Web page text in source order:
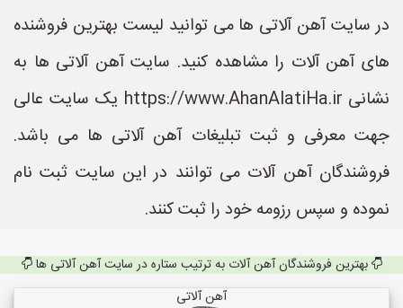
در سایت آهن آلاتی ها می توانید لیست بهترین فروشنده
های آهن آلات را مشاهده کنید. سایت آهن آلاتی ها به
نشانی https://www.AhanAlatiHa.ir یک سایت عالی
جهت معرفی و ثبت تبلیغات آهن آلاتی ها می باشد.
فروشندگان آهن آلات می توانند در این سایت ثبت نام
نموده و سپس رزومه خود را ثبت کنند.
بهترین فروشندگان آهن آلات به ترتیب ستاره در سایت آهن آلاتی ها
آهن آلاتی